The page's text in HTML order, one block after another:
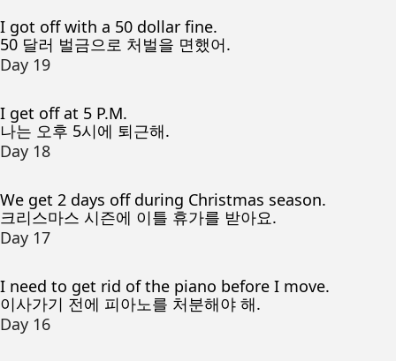
I got off with a 50 dollar fine.
50 달러 벌금으로 처벌을 면했어.
Day 19
I get off at 5 P.M.
나는 오후 5시에 퇴근해.
Day 18
We get 2 days off during Christmas season.
크리스마스 시즌에 이틀 휴가를 받아요.
Day 17
I need to get rid of the piano before I move.
이사가기 전에 피아노를 처분해야 해.
Day 16